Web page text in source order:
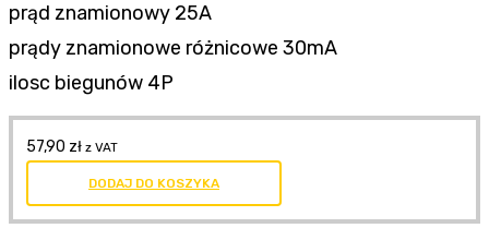
prąd znamionowy 25A
prądy znamionowe różnicowe 30mA
ilosc biegunów 4P
57,90 zł z VAT
DODAJ DO KOSZYKA